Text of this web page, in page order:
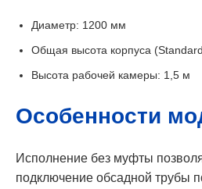
Диаметр: 1200 мм
Общая высота корпуса
Высота рабочей камеры: 1,5 м
Особенности
Исполнение без муфты
подключение обсадной трубы